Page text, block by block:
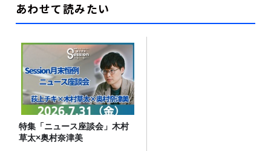
あわせて読みたい
特集「ニュース座談会」木村
草太×奥村奈津美